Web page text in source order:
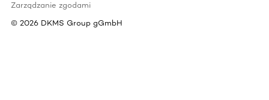
Zarządzanie zgodami
© 2026 DKMS Group gGmbH